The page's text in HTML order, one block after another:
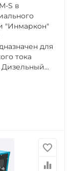
S в
"Инмаркон"
для
тока